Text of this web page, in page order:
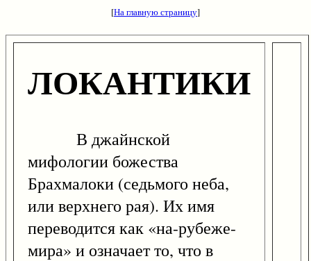
[На главную страницу]
ЛОКАНТИКИ
В джайнской
мифологии божества
Брахмалоки (седьмого неба,
или верхнего рая). Их имя
переводится как «на-рубеже-
мира» и означает то, что в